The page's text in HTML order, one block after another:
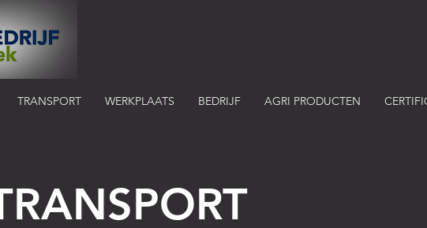
TRANSPORT WERKPLAATS BEDRIJF AGRI PRODUCTEN